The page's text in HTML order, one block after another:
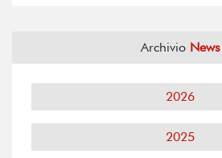
Archivio News
2026
2025